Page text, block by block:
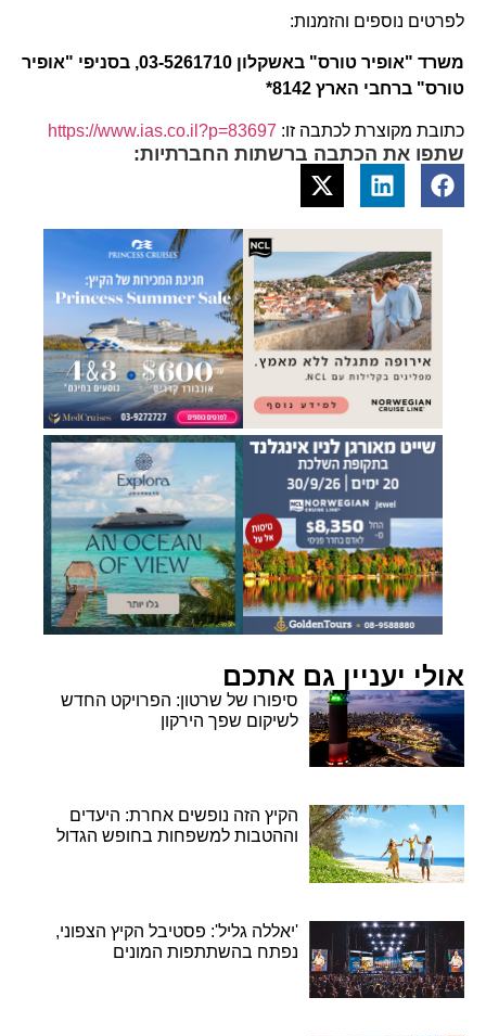
לפרטים נוספים והזמנות:
משרד "אופיר טורס" באשקלון 03-5261710, בסניפי "אופיר
טורס" ברחבי הארץ 8142*
כתובת מקוצרת לכתבה זו: https://www.ias.co.il?p=83697
שתפו את הכתבה ברשתות החברתיות:
אולי יעניין גם אתכם
סיפורו של שרטון: הפרויקט החדש
לשיקום שפך הירקון
הקיץ הזה נופשים אחרת: היעדים
וההטבות למשפחות בחופש הגדול
'יאללה גליל': פסטיבל הקיץ הצפוני,
נפתח בהשתתפות המונים